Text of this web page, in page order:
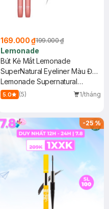
169.000 ₫199.000 ₫
Lemonade
Bút Kẻ Mắt Lemonade
SuperNatural Eyeliner Màu Đen
1g
Lemonade Supernatural
Eyeliner - Black
5.0 (5) 1/tháng
-25%